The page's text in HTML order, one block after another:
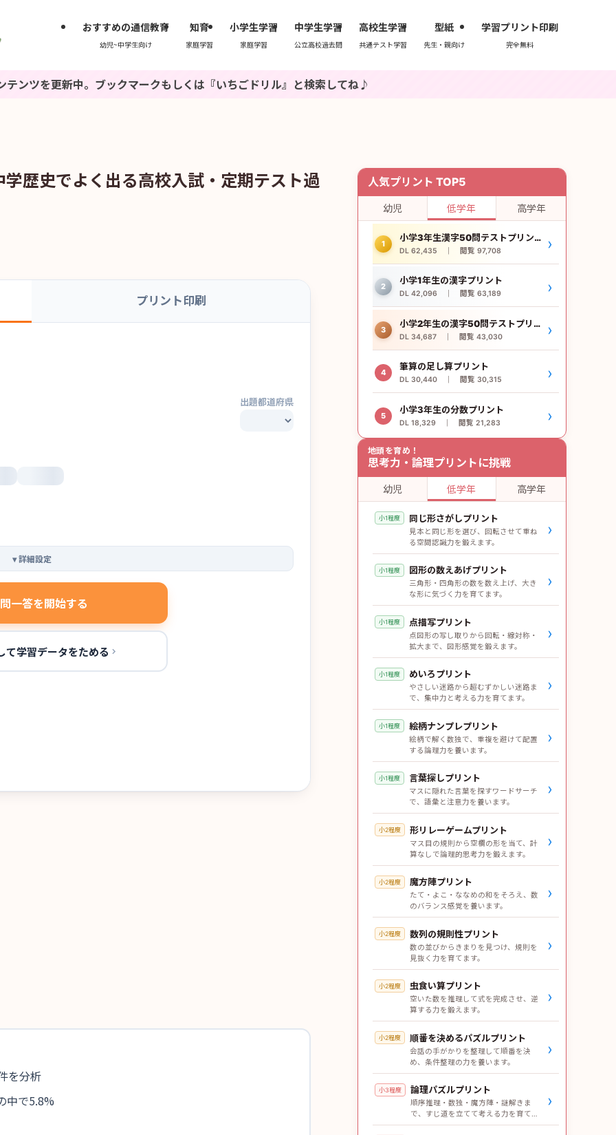
おすすめの通信教育
幼児~中学生向け
知育
家庭学習
小学生学習
家庭学習
中学生学習
公立高校過去問
高校生学習
共通テスト学習
型紙
先生・親向け
学習プリント印刷
完全無料
。ブックマークもしくは『いちごドリル』と検索してね♪
歴史でよく出る高校入試・定期テスト過
プリント印刷
出題都道府県
▾詳細設定
一答を開始する
て学習データをためる
を分析
中で5.8%
人気プリント TOP5
幼児 低学年 高学年
1
小学3年生漢字50問テストプリント
DL 62,435 ｜ 閲覧 97,708 ›
2
小学1年生の漢字プリント
DL 42,096 ｜ 閲覧 63,189 ›
3
小学2年生の漢字50問テストプリント
DL 34,687 ｜ 閲覧 43,030 ›
4
筆算の足し算プリント
DL 30,440 ｜ 閲覧 30,315 ›
5
小学3年生の分数プリント
DL 18,329 ｜ 閲覧 21,283 ›
地頭を育め！
思考力・論理プリントに挑戦
幼児 低学年 高学年
小1程度 同じ形さがしプリント
見本と同じ形を選び、回転させて重ね
る空間認識力を鍛えます。
›
小1程度 図形の数えあげプリント
三角形・四角形の数を数え上げ、大き
な形に気づく力を育てます。
›
小1程度 点描写プリント
点図形の写し取りから回転・線対称・
拡大まで、図形感覚を鍛えます。
›
小1程度 めいろプリント
やさしい迷路から超むずかしい迷路ま
で、集中力と考える力を育てます。
›
小1程度 絵柄ナンプレプリント
絵柄で解く数独で、重複を避けて配置
する論理力を養います。
›
小1程度 言葉探しプリント
マスに隠れた言葉を探すワードサーチ
で、語彙と注意力を養います。
›
小2程度 形リレーゲームプリント
マス目の規則から空欄の形を当て、計
算なしで論理的思考力を鍛えます。
›
小2程度 魔方陣プリント
たて・よこ・ななめの和をそろえ、数
のバランス感覚を養います。
›
小2程度 数列の規則性プリント
数の並びからきまりを見つけ、規則を
見抜く力を育てます。
›
小2程度 虫食い算プリント
空いた数を推理して式を完成させ、逆
算する力を鍛えます。
›
小2程度 順番を決めるパズルプリント
会話の手がかりを整理して順番を決
め、条件整理の力を養います。
›
小3程度 論理パズルプリント
順序推理・数独・魔方陣・謎解きま
で、すじ道を立てて考える力を育てま
す。
›